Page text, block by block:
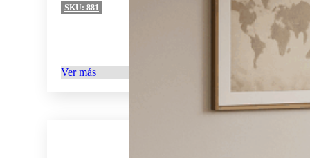
SKU: 881
Ver más